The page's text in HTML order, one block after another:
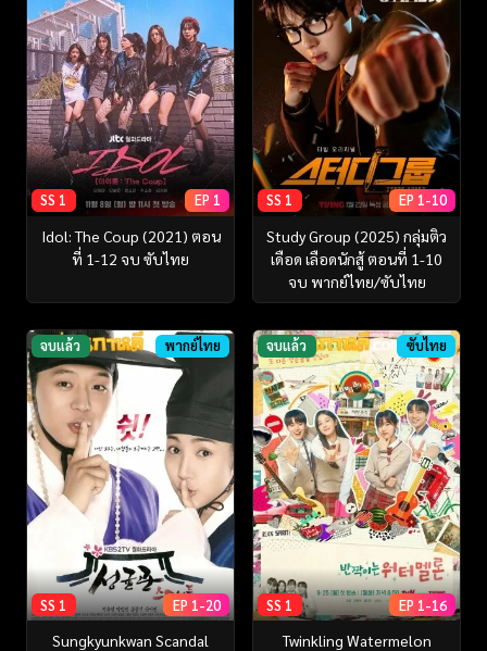
SS 1 EP 1
Idol: The Coup (2021) ตอน
ที่ 1-12 จบ ซับไทย
SS 1 EP 1-10
Study Group (2025) กลุ่มติว
เดือด เลือดนักสู้ ตอนที่ 1-10
จบ พากย์ไทย/ซับไทย
จบแล้ว พากย์ไทย
SS 1 EP 1-20
Sungkyunkwan Scandal
จบแล้ว ซับไทย
SS 1 EP 1-16
Twinkling Watermelon